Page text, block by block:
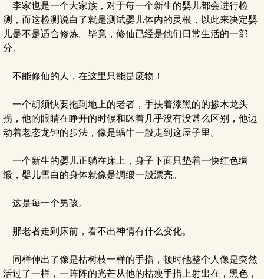
李家也是一个大家族，对于每一个新生的婴儿都会进行检
测，而这检测说白了就是测试婴儿体内的灵根，以此来决定婴
儿是不是适合修炼。毕竟，修仙已经是他们日常生活的一部
分。
不能修仙的人，在这里只能是废物！
一个胡须快要拖到地上的老者，手扶着漆黑的的掺木龙头
拐，他的眼睛在睁开的时候和眯着几乎没有没甚么区别，他迈
动着老态龙钟的步法，像是蜗牛一般走到这屋子里。
一个新生的婴儿正躺在床上，身子下面只垫着一快红色绸
缎，婴儿雪白的身体就像是绸缎一般漂亮。
这是每一个男孩。
那老者走到床前，看不出神情有什么变化。
同样伸出了像是枯树枝一样的手指，顿时他整个人像是突然
活过了一样，一阵阵的光芒从他的枯瘦手指上射出在，黑色，